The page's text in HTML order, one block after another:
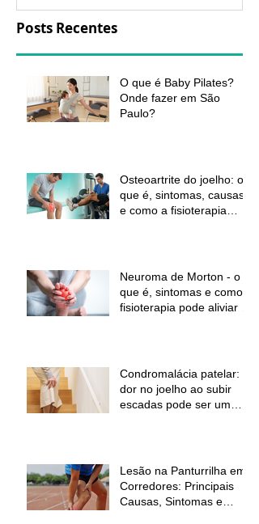
Posts Recentes
O que é Baby Pilates?
Onde fazer em São
Paulo?
Osteoartrite do joelho: o
que é, sintomas, causas
e como a fisioterapia
Neuroma de Morton - o
que é, sintomas e como a
fisioterapia pode aliviar a
Condromalácia patelar:
dor no joelho ao subir
escadas pode ser um
Lesão na Panturrilha em
Corredores: Principais
Causas, Sintomas e